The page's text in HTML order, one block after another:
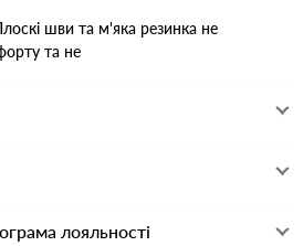
шви та м'яка резинка не
та не
лояльності